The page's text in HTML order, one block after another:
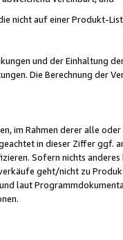
nicht auf einer Produkt-
und der Einhaltung
Die Berechnung der
im Rahmen derer alle
in dieser Ziffer ggf.
Sofern nichts
geht/nicht zu
laut